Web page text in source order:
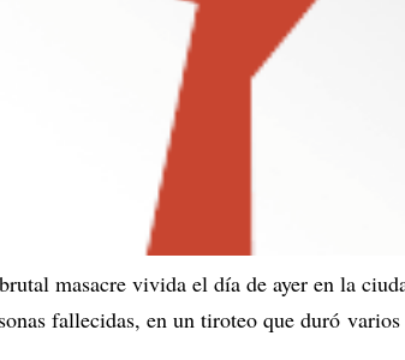
masacre vivida el día de ayer en la
fallecidas, en un tiroteo que duró